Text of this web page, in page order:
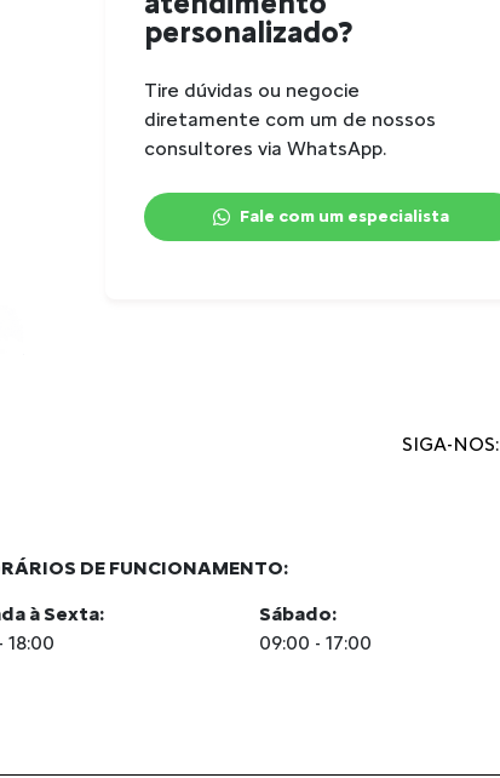
personalizado?
Tire dúvidas ou negocie
diretamente com um de nossos
consultores via WhatsApp.
Fale com um especialista
SIGA-NOS:
DE FUNCIONAMENTO:
à Sexta:
18:00
Sábado:
09:00 - 17:00